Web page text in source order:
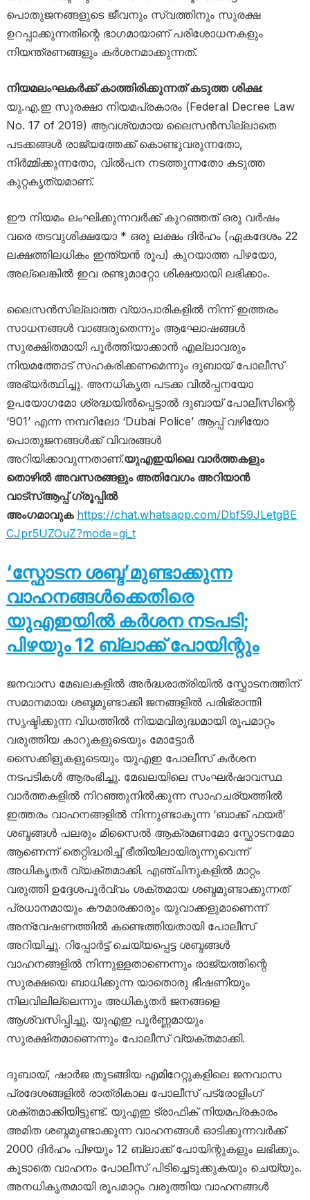
പൊതുജനങ്ങളുടെ ജീവനും സ്വത്തിനും സുരക്ഷ
ഉറപ്പാക്കുന്നതിന്റെ ഭാഗമായാണ് പരിശോധനകളും
നിയന്ത്രണങ്ങളും കർശനമാക്കുന്നത്.
നിയമലംഘകർക്ക് കാത്തിരിക്കുന്നത് കടുത്ത ശിക്ഷ:
യു.എ.ഇ സുരക്ഷാ നിയമപ്രകാരം (Federal Decree Law
No. 17 of 2019) ആവശ്യമായ ലൈസൻസില്ലാതെ
പടക്കങ്ങൾ രാജ്യത്തേക്ക് കൊണ്ടുവരുന്നതോ,
നിർമ്മിക്കുന്നതോ, വിൽപന നടത്തുന്നതോ കടുത്ത
കുറ്റകൃത്യമാണ്.
ഈ നിയമം ലംഘിക്കുന്നവർക്ക് കുറഞ്ഞത് ഒരു വർഷം
വരെ തടവുശിക്ഷയോ * ഒരു ലക്ഷം ദിർഹം (ഏകദേശം 22
ലക്ഷത്തിലധികം ഇന്ത്യൻ രൂപ) കുറയാത്ത പിഴയോ,
അല്ലെങ്കിൽ ഇവ രണ്ടുമാറ്റോ ശിക്ഷയായി ലഭിക്കാം.
ലൈസൻസില്ലാത്ത വ്യാപാരികളിൽ നിന്ന് ഇത്തരം
സാധനങ്ങൾ വാങ്ങരുതെന്നും ആഘോഷങ്ങൾ
സുരക്ഷിതമായി പൂർത്തിയാക്കാൻ എല്ലാവരും
നിയമത്തോട് സഹകരിക്കണമെന്നും ദുബായ് പോലീസ്
അഭ്യർത്ഥിച്ചു. അനധികൃത പടക്ക വിൽപ്പനയോ
ഉപയോഗമോ ശ്രദ്ധയിൽപ്പെട്ടാൽ ദുബായ് പോലീസിന്റെ
‘901’ എന്ന നമ്പറിലോ ‘Dubai Police’ ആപ്പ് വഴിയോ
പൊതുജനങ്ങൾക്ക് വിവരങ്ങൾ
അറിയിക്കാവുന്നതാണ്.യുഎഇയിലെ വാർത്തകളും
തൊഴിൽ അവസരങ്ങളും അതിവേഗം അറിയാൻ
വാട്സ്ആപ്പ് ഗ്രൂപ്പിൽ
അംഗമാവുക https://chat.whatsapp.com/Dbf59JLetgBE
CJpr5UZOuZ?mode=gi_t
‘സ്ഫോടന ശബ്ദ’മുണ്ടാക്കുന്ന
വാഹനങ്ങൾക്കെതിരെ
യുഎഇയിൽ കർശന നടപടി;
പിഴയും 12 ബ്ലാക്ക് പോയിന്റും
ജനവാസ മേഖലകളിൽ അർദ്ധരാത്രിയിൽ സ്ഫോടനത്തിന്
സമാനമായ ശബ്ദമുണ്ടാക്കി ജനങ്ങളിൽ പരിഭ്രാന്തി
സൃഷ്ടിക്കുന്ന വിധത്തിൽ നിയമവിരുദ്ധമായി രൂപമാറ്റം
വരുത്തിയ കാറുകളുടെയും മോട്ടോർ
സൈക്കിളുകളുടെയും യുഎഇ പോലീസ് കർശന
നടപടികൾ ആരംഭിച്ചു. മേഖലയിലെ സംഘർഷാവസ്ഥ
വാർത്തകളിൽ നിറഞ്ഞുനിൽക്കുന്ന സാഹചര്യത്തിൽ
ഇത്തരം വാഹനങ്ങളിൽ നിന്നുണ്ടാകുന്ന ‘ബാക്ക് ഫയർ’
ശബ്ദങ്ങൾ പലരും മിസൈൽ ആക്രമണമോ സ്ഫോടനമോ
ആണെന്ന് തെറ്റിദ്ധരിച്ച് ഭീതിയിലായിരുന്നുവെന്ന്
അധികൃതർ വ്യക്തമാക്കി. എഞ്ചിനുകളിൽ മാറ്റം
വരുത്തി ഉദ്ദേശപൂർവ്വം ശക്തമായ ശബ്ദമുണ്ടാക്കുന്നത്
പ്രധാനമായും കൗമാരക്കാരും യുവാക്കളുമാണെന്ന്
അന്വേഷണത്തിൽ കണ്ടെത്തിയതായി പോലീസ്
അറിയിച്ചു. റിപ്പോർട്ട് ചെയ്യപ്പെട്ട ശബ്ദങ്ങൾ
വാഹനങ്ങളിൽ നിന്നുള്ളതാണെന്നും രാജ്യത്തിന്റെ
സുരക്ഷയെ ബാധിക്കുന്ന യാതൊരു ഭീഷണിയും
നിലവിലില്ലെന്നും അധികൃതർ ജനങ്ങളെ
ആശ്വസിപ്പിച്ചു. യുഎഇ പൂർണ്ണമായും
സുരക്ഷിതമാണെന്നും പോലീസ് വ്യക്തമാക്കി.
ദുബായ്, ഷാർജ തുടങ്ങിയ എമിറേറ്റുകളിലെ ജനവാസ
പ്രദേശങ്ങളിൽ രാത്രികാല പോലീസ് പട്രോളിംഗ്
ശക്തമാക്കിയിട്ടുണ്ട്. യുഎഇ ട്രാഫിക് നിയമപ്രകാരം
അമിത ശബ്ദമുണ്ടാക്കുന്ന വാഹനങ്ങൾ ഓടിക്കുന്നവർക്ക്
2000 ദിർഹം പിഴയും 12 ബ്ലാക്ക് പോയിന്റുകളും ലഭിക്കും.
കൂടാതെ വാഹനം പോലീസ് പിടിച്ചെടുക്കുകയും ചെയ്യും.
അനധികൃതമായി രൂപമാറ്റം വരുത്തിയ വാഹനങ്ങൾ